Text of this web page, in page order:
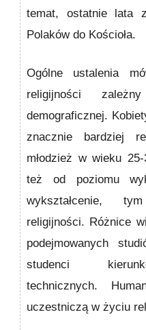
temat, ostatnie lata
Polaków do Kościoła.
Ogólne ustalenia
religijności
demograficznej.
znacznie bardziej
młodzież w wieku
też od poziomu
wykształcenie,
religijności. Różnice
podejmowanych
studenci
technicznych.
uczestniczą w życiu